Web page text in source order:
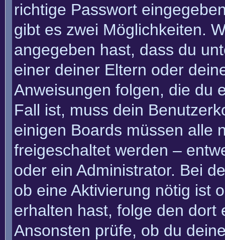
richtige Passwort
gibt es zwei Möglichkeiten.
angegeben hast, dass du
einer deiner Eltern oder
Anweisungen folgen, die du
Fall ist, muss dein
einigen Boards müssen alle
freigeschaltet werden –
oder ein Administrator. Bei
ob eine Aktivierung nötig ist
erhalten hast, folge den dort
Ansonsten prüfe, ob du